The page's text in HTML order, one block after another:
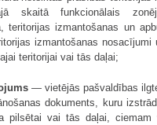
skaitā funkcionālais
teritorijas izmantošanas un
izmantošanas nosacījumi
teritorijai vai tās daļai;
— vietējās pašvaldības
dokuments, kuru
pilsētai vai tās daļai,